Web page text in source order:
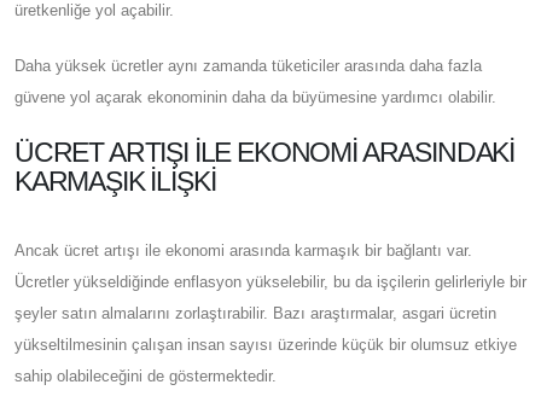
üretkenliğe yol açabilir.
Daha yüksek ücretler aynı zamanda tüketiciler arasında daha fazla
güvene yol açarak ekonominin daha da büyümesine yardımcı olabilir.
ÜCRET ARTIŞI ILE EKONOMI ARASINDAKI
KARMAŞIK İLIŞKI
Ancak ücret artışı ile ekonomi arasında karmaşık bir bağlantı var.
Ücretler yükseldiğinde enflasyon yükselebilir, bu da işçilerin gelirleriyle bir
şeyler satın almalarını zorlaştırabilir. Bazı araştırmalar, asgari ücretin
yükseltilmesinin çalışan insan sayısı üzerinde küçük bir olumsuz etkiye
sahip olabileceğini de göstermektedir.